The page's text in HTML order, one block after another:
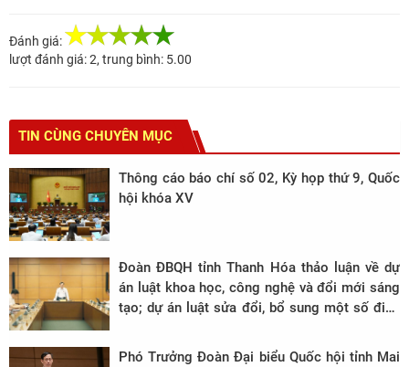
Đánh giá:
lượt đánh giá:2, trung bình: 5.00
TIN CÙNG CHUYÊN MỤC
Thông cáo báo chí số 02, Kỳ họp thứ 9, Quốc
hội khóa XV
Đoàn ĐBQH tỉnh Thanh Hóa thảo luận về dự
án luật khoa học, công nghệ và đổi mới sáng
tạo; dự án luật sửa đổi, bổ sung một số điều
án luật năng lượng nguyên tử (sửa đổi).
Phó Trưởng Đoàn Đại biểu Quốc hội tỉnh Mai